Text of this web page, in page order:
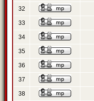
32
33
34
35
36
37
38